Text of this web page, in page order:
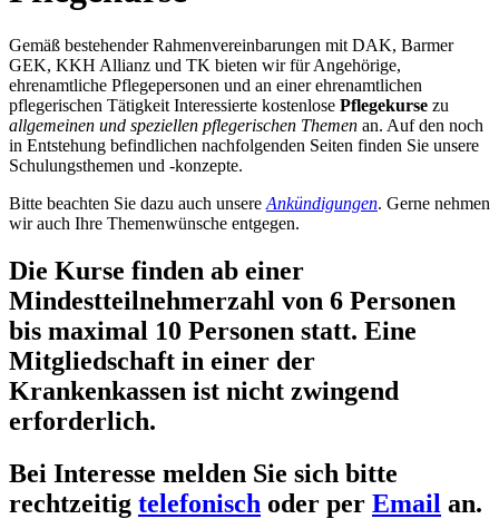
Gemäß bestehender Rahmenvereinbarungen mit DAK, Barmer
GEK, KKH Allianz und TK bieten wir für Angehörige,
ehrenamtliche Pflegepersonen und an einer ehrenamtlichen
pflegerischen Tätigkeit Interessierte kostenlose Pflegekurse zu
allgemeinen und speziellen pflegerischen Themen an. Auf den noch
in Entstehung befindlichen nachfolgenden Seiten finden Sie unsere
Schulungsthemen und -konzepte.
Bitte beachten Sie dazu auch unsere Ankündigungen. Gerne nehmen
wir auch Ihre Themenwünsche entgegen.
Die Kurse finden ab einer
Mindestteilnehmerzahl von 6 Personen
bis maximal 10 Personen statt. Eine
Mitgliedschaft in einer der
Krankenkassen ist nicht zwingend
erforderlich.
Bei Interesse melden Sie sich bitte
rechtzeitig telefonisch oder per Email an.